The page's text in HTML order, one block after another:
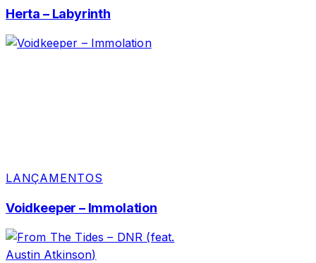
Herta – Labyrinth
LANÇAMENTOS
Voidkeeper – Immolation